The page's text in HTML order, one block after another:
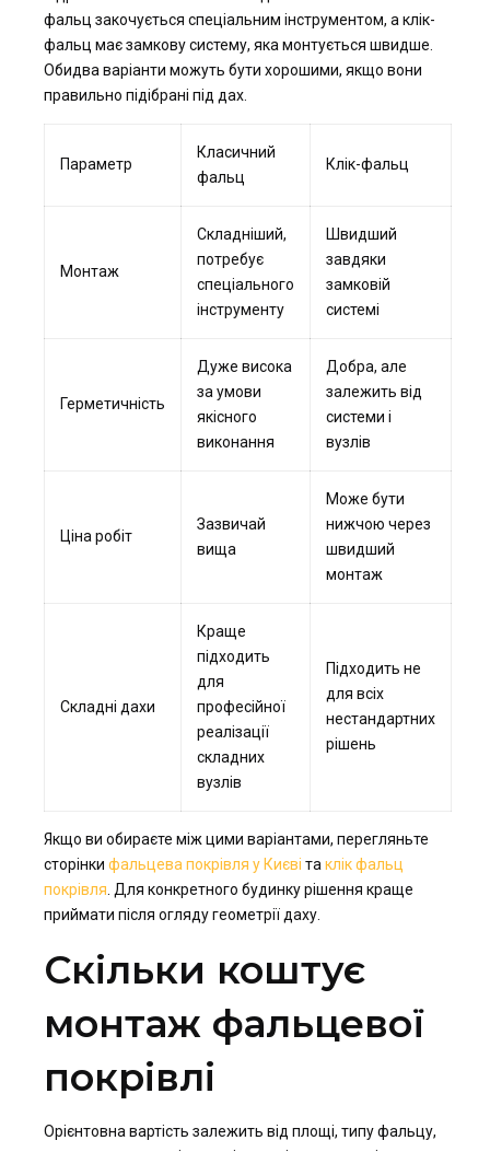
фальц закочується спеціальним інструментом, а клік-
фальц має замкову систему, яка монтується швидше.
Обидва варіанти можуть бути хорошими, якщо вони
правильно підібрані під дах.
Параметр
Класичний
фальц
Клік-фальц
Монтаж
Складніший,
потребує
спеціального
інструменту
Швидший
завдяки
замковій
системі
Герметичність
Дуже висока
за умови
якісного
виконання
Добра, але
залежить від
системи і
вузлів
Ціна робіт
Зазвичай
вища
Може бути
нижчою через
швидший
монтаж
Складні дахи
Краще
підходить
для
професійної
реалізації
складних
вузлів
Підходить не
для всіх
нестандартних
рішень
Якщо ви обираєте між цими варіантами, перегляньте
сторінки фальцева покрівля у Києві та клік фальц
покрівля . Для конкретного будинку рішення краще
приймати після огляду геометрії даху.
Скільки коштує
монтаж фальцевої
покрівлі
Орієнтовна вартість залежить від площі, типу фальцу,